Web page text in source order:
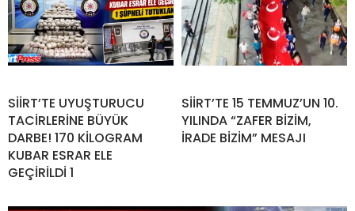
SİİRT’TE UYUŞTURUCU
TACİRLERİNE BÜYÜK
DARBE! 170 KİLOGRAM
KUBAR ESRAR ELE
GEÇİRİLDİ 1
SİİRT’TE 15 TEMMUZ’UN 10.
YILINDA “ZAFER BİZİM,
İRADE BİZİM” MESAJI